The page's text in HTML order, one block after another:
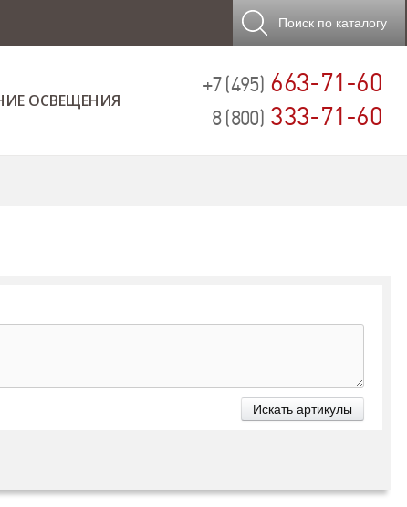
Поиск по каталогу
+7 (495) 663-71-60
8 (800) 333-71-60
ОСВЕЩЕНИЯ